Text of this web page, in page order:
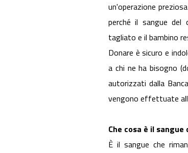
un'operazione
perché il sangue del
tagliato e il bambino
Donare è sicuro e
a chi ne ha bisogno
autorizzati dalla
vengono effettuate
Che cosa è il
È il sangue che